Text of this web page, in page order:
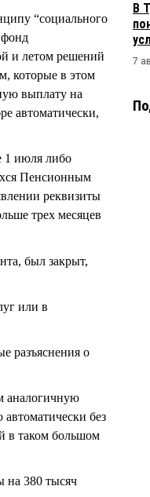
“социального
фонд
и летом решений
которые в этом
выплату на
автоматически,
1 июля либо
Пенсионным
реквизиты
трех месяцев
был закрыт,
или в
разъяснения о
аналогичную
без
в таком большом
на 380 тысяч
В
7